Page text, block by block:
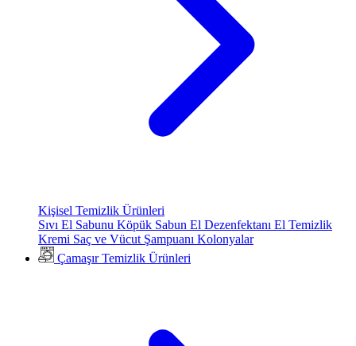
Kişisel Temizlik Ürünleri
Sıvı El Sabunu Köpük Sabun El Dezenfektanı El Temizlik
Kremi Saç ve Vücut Şampuanı Kolonyalar
Çamaşır Temizlik Ürünleri